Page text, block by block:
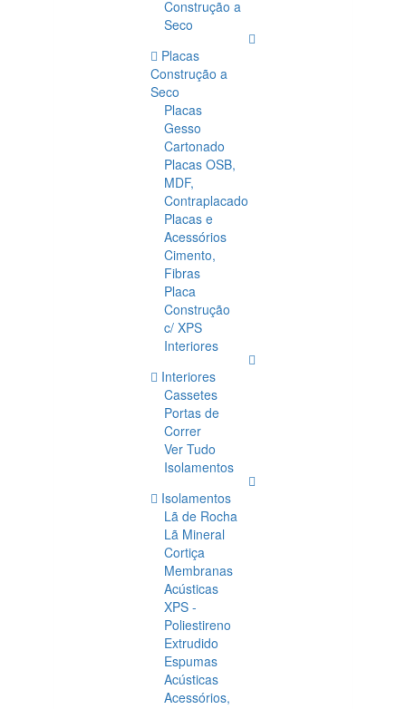
Construção a
Seco
Placas
Construção a
Seco
Placas
Gesso
Cartonado
Placas OSB,
MDF,
Contraplacado
Placas e
Acessórios
Cimento,
Fibras
Placa
Construção
c/ XPS
Interiores
Interiores
Cassetes
Portas de
Correr
Ver Tudo
Isolamentos
Isolamentos
Lã de Rocha
Lã Mineral
Cortiça
Membranas
Acústicas
XPS -
Poliestireno
Extrudido
Espumas
Acústicas
Acessórios,